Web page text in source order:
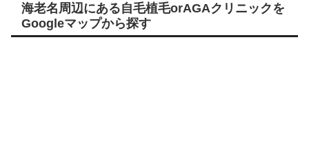
海老名周辺にある自毛植毛orAGAクリニックを
Googleマップから探す